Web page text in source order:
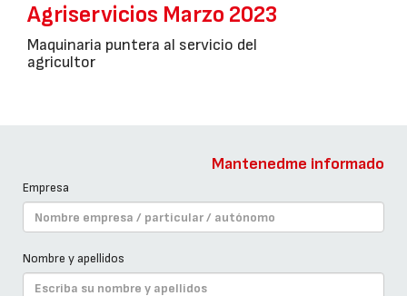
Agriservicios Marzo 2023
Maquinaria puntera al servicio del
agricultor
Mantenedme informado
Empresa
Nombre y apellidos